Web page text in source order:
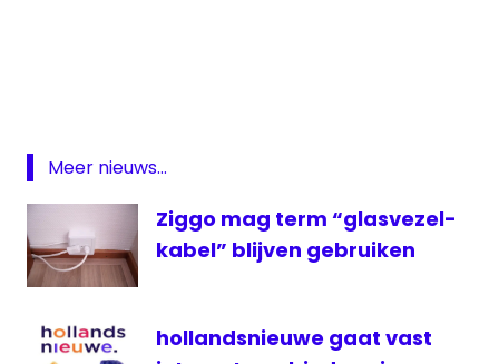
inkomsten
uitspraak
VodafoneZiggo
Meer nieuws...
Ziggo mag term “glasvezel-
kabel” blijven gebruiken
hollandsnieuwe gaat vast